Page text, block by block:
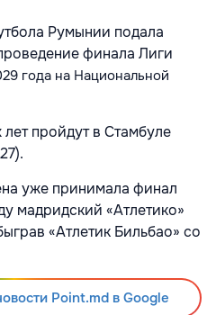
Румынии подала
финала Лиги
года на Национальной
пройдут в Стамбуле
уже принимала финал
мадридский «Атлетико»
«Атлетик Бильбао» со
Point.md в Google